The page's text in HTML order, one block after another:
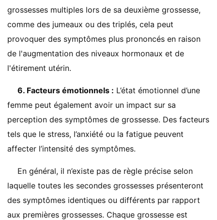
grossesses multiples lors de sa deuxième grossesse,
comme des jumeaux ou des triplés, cela peut
provoquer des symptômes plus prononcés en raison
de l'augmentation des niveaux hormonaux et de
l'étirement utérin.
6. Facteurs émotionnels : L’état émotionnel d’une
femme peut également avoir un impact sur sa
perception des symptômes de grossesse. Des facteurs
tels que le stress, l’anxiété ou la fatigue peuvent
affecter l’intensité des symptômes.
En général, il n’existe pas de règle précise selon
laquelle toutes les secondes grossesses présenteront
des symptômes identiques ou différents par rapport
aux premières grossesses. Chaque grossesse est